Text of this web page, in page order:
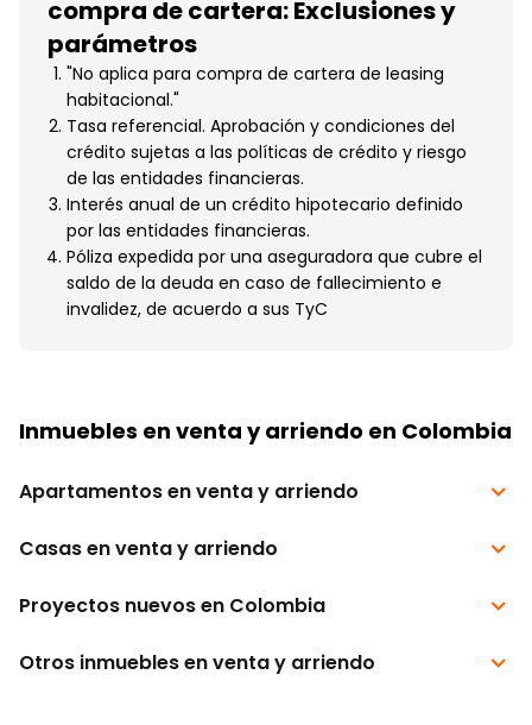
compra de cartera: Exclusiones y
parámetros
"No aplica para compra de cartera de leasing
habitacional."
Tasa referencial. Aprobación y condiciones del
crédito sujetas a las políticas de crédito y riesgo
de las entidades financieras.
Interés anual de un crédito hipotecario definido
por las entidades financieras.
Póliza expedida por una aseguradora que cubre el
saldo de la deuda en caso de fallecimiento e
invalidez, de acuerdo a sus TyC